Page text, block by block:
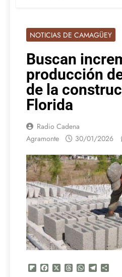
NOTICIAS DE CAMAGÜEY
Buscan
producción
de la
Florida
Radio Cadena
Agramonte
30/01/2026
Flipboard
FacebookThreadsWhatsApp